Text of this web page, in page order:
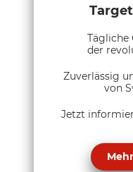
Tägliche
der
Zuverlässig
von
Jetzt